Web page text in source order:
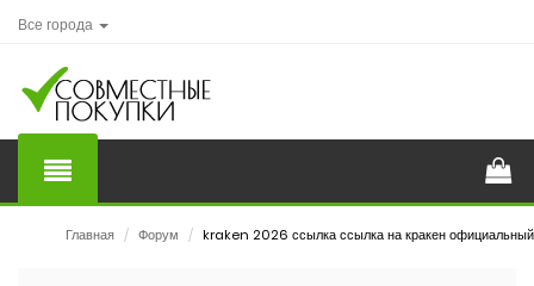
Все города
Главная / Форум / kraken 2026 ссылка ссылка на кракен официальный